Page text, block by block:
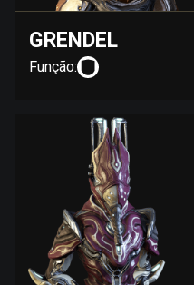
GRENDEL
Função: